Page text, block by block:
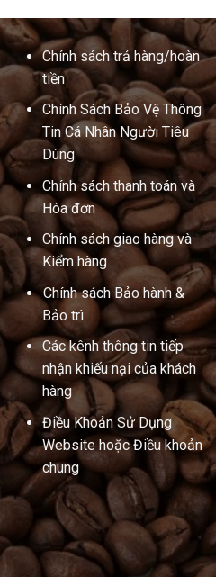
Chính sách trả hàng/hoàn
tiền
Chính Sách Bảo Vệ Thông
Tin Cá Nhân Người Tiêu
Dùng
Chính sách thanh toán và
Hóa đơn
Chính sách giao hàng và
Kiểm hàng
Chính sách Bảo hành &
Bảo trì
Các kênh thông tin tiếp
nhận khiếu nại của khách
hàng
Điều Khoản Sử Dụng
Website hoặc Điều khoản
chung